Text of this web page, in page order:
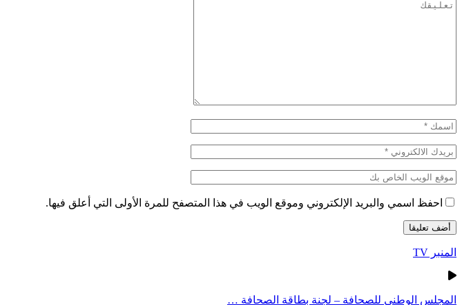
احفظ اسمي والبريد الإلكتروني وموقع الويب في هذا المتصفح للمرة الأولى التي أعلق فيها.
المنبر TV
المجلس الوطني للصحافة – لجنة بطاقة الصحافة …